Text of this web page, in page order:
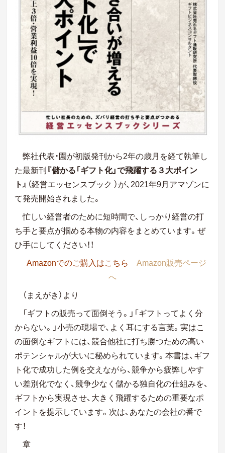
弊社代表・園が初版発刊から2年の歳月を経て執筆し
た最新刊『儲かる「ギフト化」で飛躍する３大ポイン
ト』 （経営エッセンスブック ）が、2021年9月アマゾンに
て発売開始されました。
忙しい経営者のために短時間で、しっかり経営の打
ち手と要点が掴める本物の内容をまとめています。ぜ
ひ手にしてください！！
Amazonでのご購入はこちら
Amazon販売ページ
へ
（まえがき）より
「ギフトの販売って面倒そう。」「ギフトってよく分
からない。」小売の現場で、よく耳にする言葉。実はこ
の面倒なギフトには、競合他社に打ち勝つための高い
ポテンシャルが大いに秘められています。本書は、ギフ
ト化で成功した例を交えながら、競争から疲弊しやす
い差別化でなく、競争少なく儲かる独自化の仕組みを、
ギフトから実現させ、大きく飛躍するための重要なポ
イントを提示しています。次は、あなたの会社の番で
す！
章